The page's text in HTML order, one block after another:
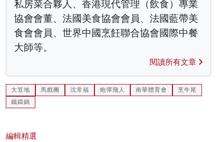
私房菜合夥人、香港現代管理（飲食）專業
協會會董、法國美食協會會員、法國藍帶美
食會會員、世界中國烹飪聯合協會國際中餐
大師等。
閱讀所有文章
大笪地 馬戲團 沈常福 炮彈飛人 南華體育會
烹牛尾
鐵鑄鍋
編輯精選